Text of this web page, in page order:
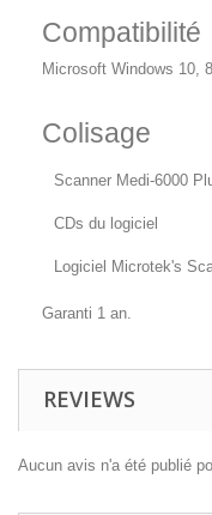
Compatibilité
Microsoft Windows 10,
Colisage
Scanner Medi-6000
CDs du logiciel
Logiciel Microtek's
Garanti 1 an.
REVIEWS
Aucun avis n'a été publié